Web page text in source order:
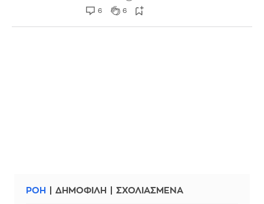
6 6
ΡΟΗ ΔΗΜΟΦΙΛΗ ΣΧΟΛΙΑΣΜΕΝΑ